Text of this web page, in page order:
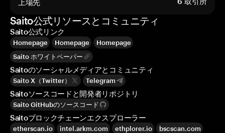
Saito公式リソースとコミュニティ
Saito公式リンク
Homepage Homepage
Homepage
Saito ホワイトペーパー
Saitoのソーシャルメディアとコミュニティ
Saito X（Twitter） Telegram
Saitoソースコードと開発者リポジトリ
Saito GitHubのソースコード
Saitoブロックチェーンエクスプローラー
etherscan.io intel.arkm.com ethplorer.io
bscscan.com